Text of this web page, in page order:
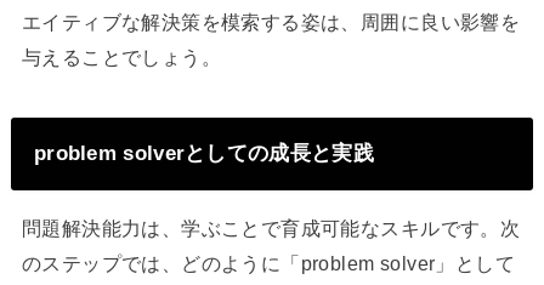
エイティブな解決策を模索する姿は、周囲に良い影響を
与えることでしょう。
problem solverとしての成長と実践
問題解決能力は、学ぶことで育成可能なスキルです。次
のステップでは、どのように「problem solver」として